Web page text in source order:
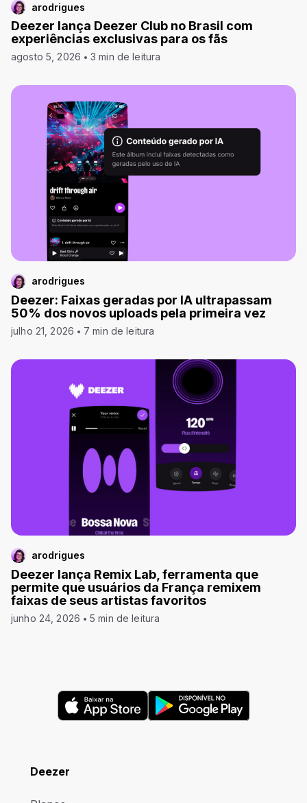
arodrigues
Deezer lança Deezer Club no Brasil com
experiências exclusivas para os fãs
agosto 5, 2026 3 min de leitura
arodrigues
Deezer: Faixas geradas por IA ultrapassam
50% dos novos uploads pela primeira vez
julho 21, 2026 7 min de leitura
arodrigues
Deezer lança Remix Lab, ferramenta que
permite que usuários da França remixem
faixas de seus artistas favoritos
junho 24, 2026 5 min de leitura
Deezer